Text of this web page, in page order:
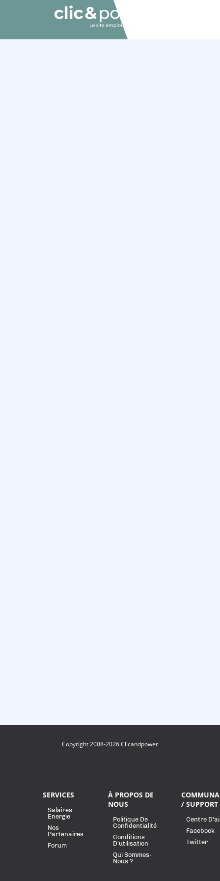
Copyright 2008-2026 Clicandpower
SERVICES
Salaires
Energie
Nos
Partenaires
Forum
À PROPOS DE
NOUS
Politique De
Confidentialité
Conditions
D'utilisation
Qui Sommes-
Nous ?
/ SUPPORT
Centre
Facebook
Twitter